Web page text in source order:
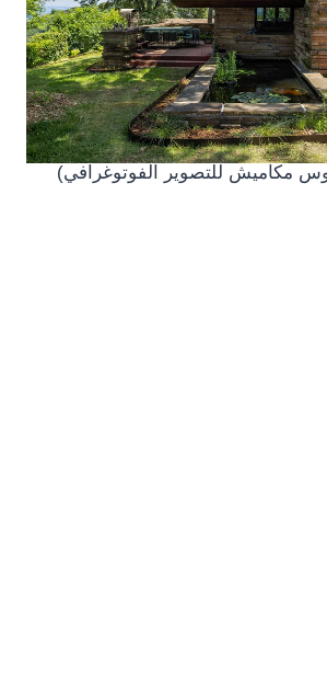
مكاميش للتصوير الفوتوغرافي)